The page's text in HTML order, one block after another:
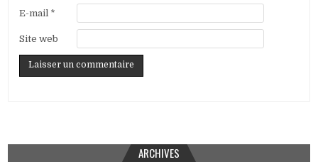
E-mail *
Site web
ARCHIVES